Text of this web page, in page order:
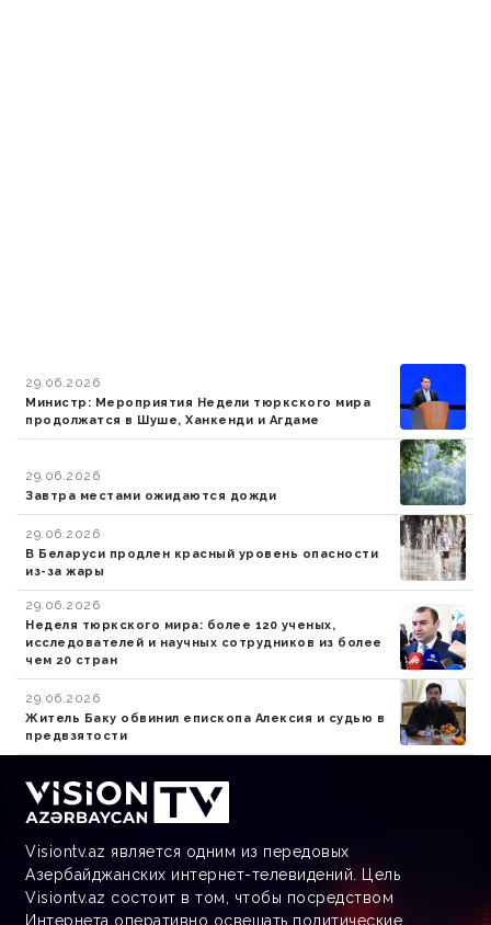
29.06.2026
Министр: Мероприятия Недели тюркского мира
продолжатся в Шуше, Ханкенди и Агдаме
29.06.2026
Завтра местами ожидаются дожди
29.06.2026
В Беларуси продлен красный уровень опасности
из-за жары
29.06.2026
Неделя тюркского мира: более 120 ученых,
исследователей и научных сотрудников из более
чем 20 стран
29.06.2026
Житель Баку обвинил епископа Алексия и судью в
предвзятости
Visiontv.az является одним из передовых
Азербайджанских интернет-телевидений. Цель
Visiontv.az состоит в том, чтобы посредством
Интернета оперативно освещать политические,